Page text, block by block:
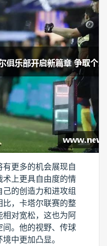
更多的机会展现自
上更具自由度的情
的创造力和进攻组
，卡塔尔联赛的整
对宽松，这也为阿
。他的视野、传球
中更加凸显。